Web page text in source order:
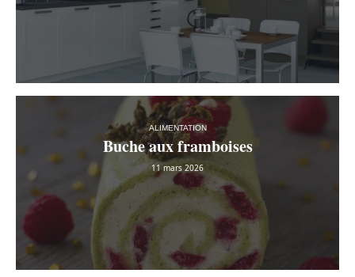
ALIMENTATION
Buche aux framboises
11 mars 2026